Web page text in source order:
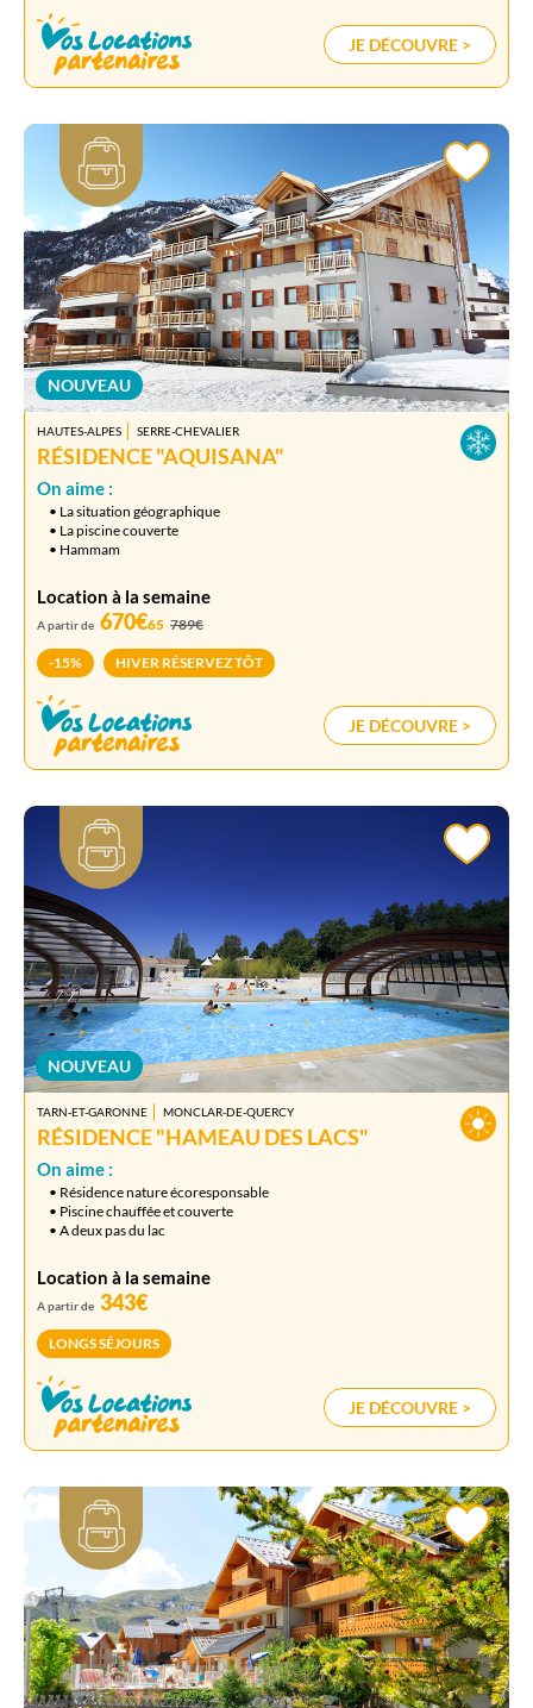
JE DÉCOUVRE >
NOUVEAU
HAUTES-ALPES SERRE-CHEVALIER
RÉSIDENCE "AQUISANA"
On aime :
• La situation géographique
• La piscine couverte
• Hammam
Location à la semaine
A partir de 670€65 789€
-15% HIVER RÉSERVEZ TÔT
JE DÉCOUVRE >
NOUVEAU
TARN-ET-GARONNE MONCLAR-DE-QUERCY
RÉSIDENCE "HAMEAU DES LACS"
On aime :
• Résidence nature écoresponsable
• Piscine chauffée et couverte
• A deux pas du lac
Location à la semaine
A partir de 343€
LONGS SÉJOURS
JE DÉCOUVRE >